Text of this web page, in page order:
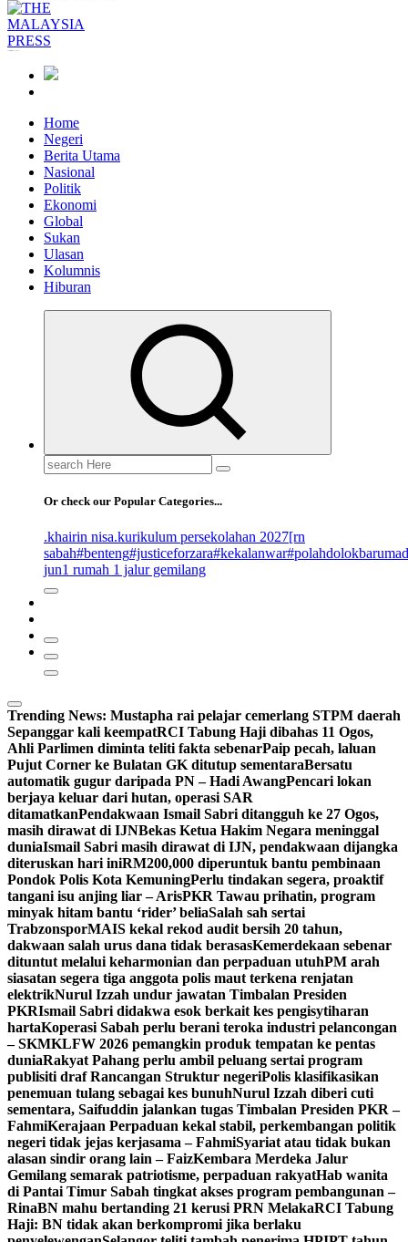
Home
Negeri
Berita Utama
Nasional
Politik
Ekonomi
Global
Sukan
Ulasan
Kolumnis
Hiburan
Search
for:
Or check our Popular Categories...
.khairin nisa.kurikulum persekolahan 2027[rn
sabah#benteng#justiceforzara#kekalanwar
jun1 rumah 1 jalur gemilang
Trending News: Mustapha rai pelajar cemerlang STPM daerah
Sepanggar kali keempatRCI Tabung Haji dibahas 11 Ogos,
Ahli Parlimen diminta teliti fakta sebenarPaip pecah, laluan
Pujut Corner ke Bulatan GK ditutup sementaraBersatu
automatik gugur daripada PN – Hadi AwangPencari lokan
berjaya keluar dari hutan, operasi SAR
ditamatkanPendakwaan Ismail Sabri ditangguh ke 27 Ogos,
masih dirawat di IJNBekas Ketua Hakim Negara meninggal
duniaIsmail Sabri masih dirawat di IJN, pendakwaan dijangka
diteruskan hari iniRM200,000 diperuntuk bantu pembinaan
Pondok Polis Kota KemuningPerlu tindakan segera, proaktif
tangani isu anjing liar – ArisPKR Tawau prihatin, program
minyak hitam bantu ‘rider’ beliaSalah sah sertai
TrabzonsporMAIS kekal rekod audit bersih 20 tahun,
dakwaan salah urus dana tidak berasasKemerdekaan sebenar
dituntut melalui keharmonian dan perpaduan utuhPM arah
siasatan segera tiga anggota polis maut terkena renjatan
elektrikNurul Izzah undur jawatan Timbalan Presiden
PKRIsmail Sabri didakwa esok berkait kes pengisytiharan
hartaKoperasi Sabah perlu berani teroka industri pelancongan
– SKMKLFW 2026 pemangkin produk tempatan ke pentas
duniaRakyat Pahang perlu ambil peluang sertai program
publisiti draf Rancangan Struktur negeriPolis klasifikasikan
penemuan tulang sebagai kes bunuhNurul Izzah diberi cuti
sementara, Saifuddin jalankan tugas Timbalan Presiden PKR –
FahmiKerajaan Perpaduan kekal stabil, perkembangan politik
negeri tidak jejas kerjasama – FahmiSyariat atau tidak bukan
alasan sindir orang lain – FaizKembara Merdeka Jalur
Gemilang semarak patriotisme, perpaduan rakyatHab wanita
di Pantai Timur Sabah tingkat akses program pembangunan –
RinaBN mahu bertanding 21 kerusi PRN MelakaRCI Tabung
Haji: BN tidak akan berkompromi jika berlaku